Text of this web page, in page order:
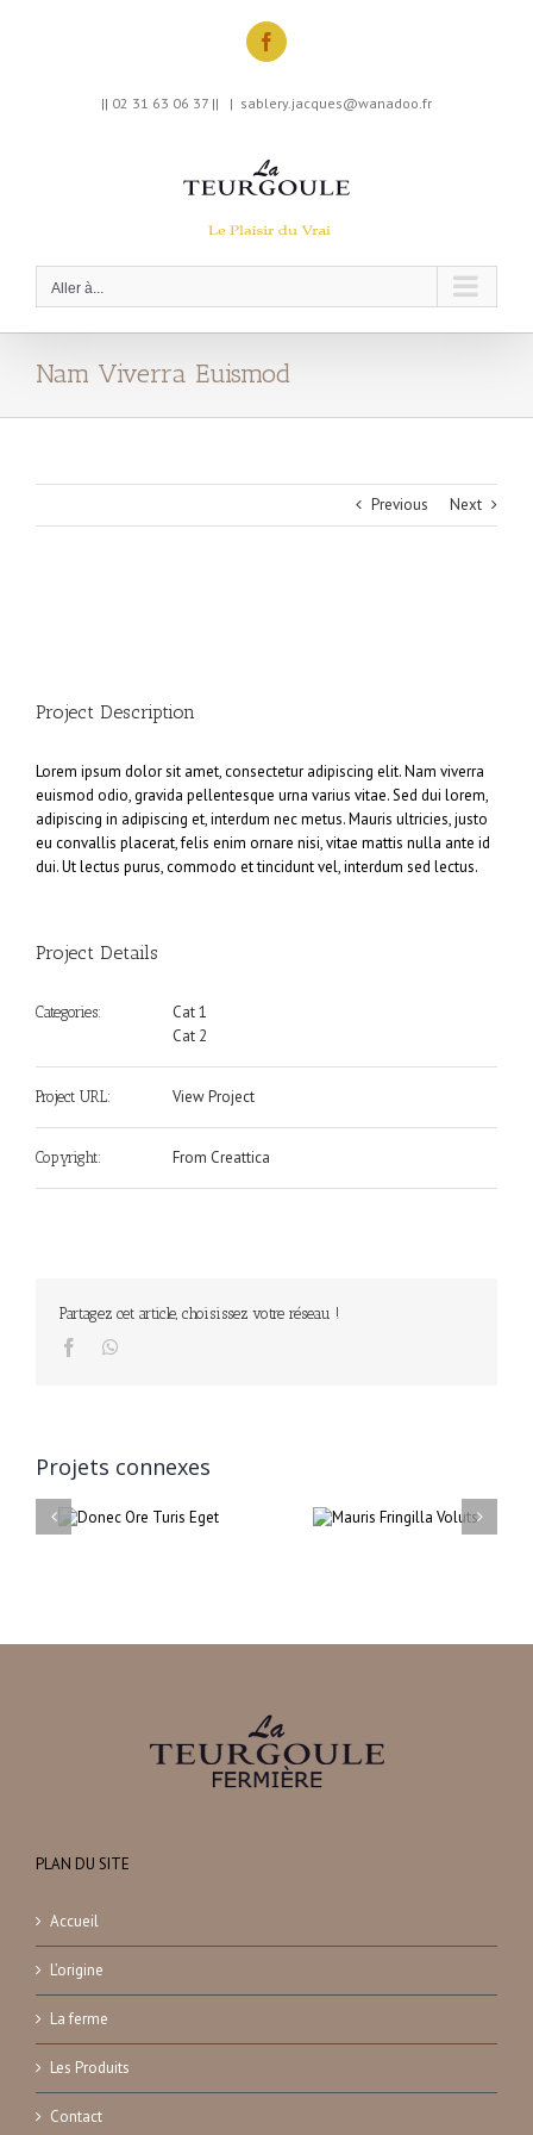
Facebook
|| 02 31 63 06 37 || | sablery.jacques@wanadoo.fr
Aller à...
Nam Viverra Euismod
Previous Next
Project Description
Lorem ipsum dolor sit amet, consectetur adipiscing elit. Nam viverra
euismod odio, gravida pellentesque urna varius vitae. Sed dui lorem,
adipiscing in adipiscing et, interdum nec metus. Mauris ultricies, justo
eu convallis placerat, felis enim ornare nisi, vitae mattis nulla ante id
dui. Ut lectus purus, commodo et tincidunt vel, interdum sed lectus.
Project Details
Categories:
Cat 1
Cat 2
Project URL: View Project
Copyright: From Creattica
Partagez cet article, choisissez votre réseau !
Facebook
Projets connexes
Mauris Fringilla
PLAN DU SITE
Accueil
L’origine
La ferme
Les Produits
Contact